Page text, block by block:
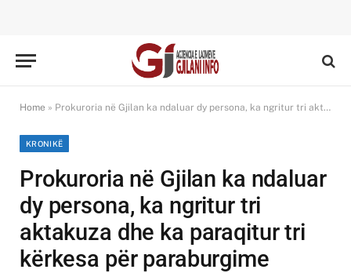
Home » Prokuroria në Gjilan ka ndaluar dy persona, ka ngritur tri aktakuza dhe ka paraqitur tri kërkesa për paraburgime
KRONIKË
Prokuroria në Gjilan ka ndaluar
dy persona, ka ngritur tri
aktakuza dhe ka paraqitur tri
kërkesa për paraburgime